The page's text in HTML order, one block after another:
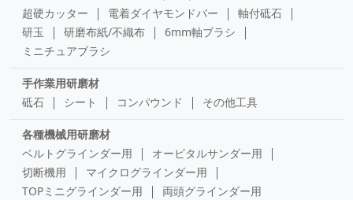
超硬カッター
電着ダイヤモンドバー
軸付砥石
研玉
研磨布紙/不織布
6mm軸ブラシ
ミニチュアブラシ
手作業用研磨材
砥石
シート コンパウンド その他工具
各種機械用研磨材
ベルトグラインダー用
オービタルサンダー用
切断機用
マイクログラインダー用
TOPミニグラインダー用
両頭グラインダー用